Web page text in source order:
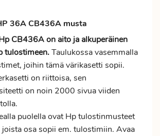
36A CB436A musta
CB436A on aito ja alkuperäinen
tulostimeen.Taulukossa vasemmalla
joihin tämä värikasetti sopii.
on riittoisa, sen
on noin 2000 sivua viiden
puolella ovat Hp tulostinmusteet
joista osa sopii em. tulostimiin. Avaa